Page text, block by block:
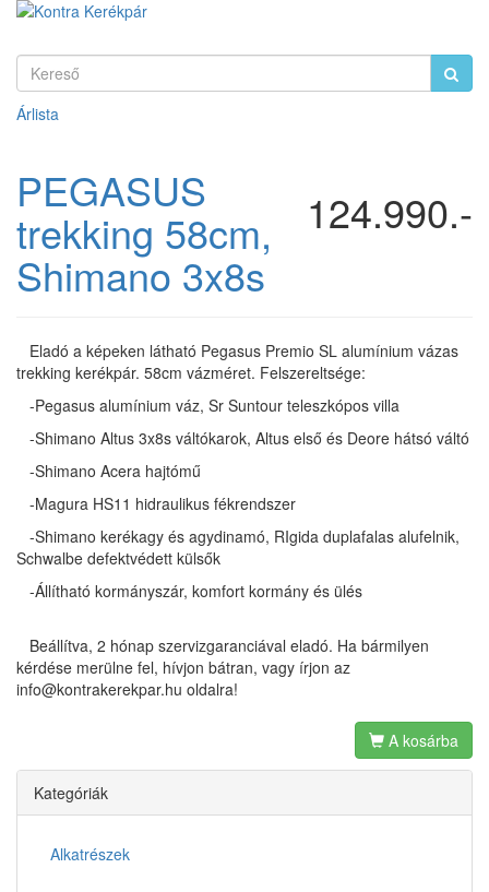
Árlista
124.990.-
PEGASUS
trekking 58cm,
Shimano 3x8s
Eladó a képeken látható Pegasus Premio SL alumínium vázas
trekking kerékpár. 58cm vázméret. Felszereltsége:
-Pegasus alumínium váz, Sr Suntour teleszkópos villa
-Shimano Altus 3x8s váltókarok, Altus első és Deore hátsó váltó
-Shimano Acera hajtómű
-Magura HS11 hidraulikus fékrendszer
-Shimano kerékagy és agydinamó, RIgida duplafalas alufelnik,
Schwalbe defektvédett külsők
-Állítható kormányszár, komfort kormány és ülés
Beállítva, 2 hónap szervizgaranciával eladó. Ha bármilyen
kérdése merülne fel, hívjon bátran, vagy írjon az
info@kontrakerekpar.hu oldalra!
A kosárba
Kategóriák
Alkatrészek